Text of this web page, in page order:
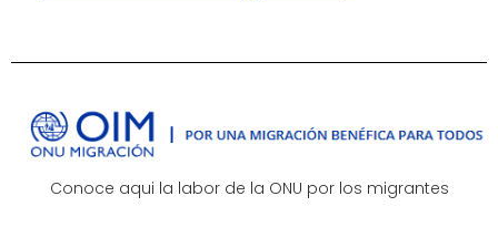
Conoce aqui la labor de la ONU por los migrantes